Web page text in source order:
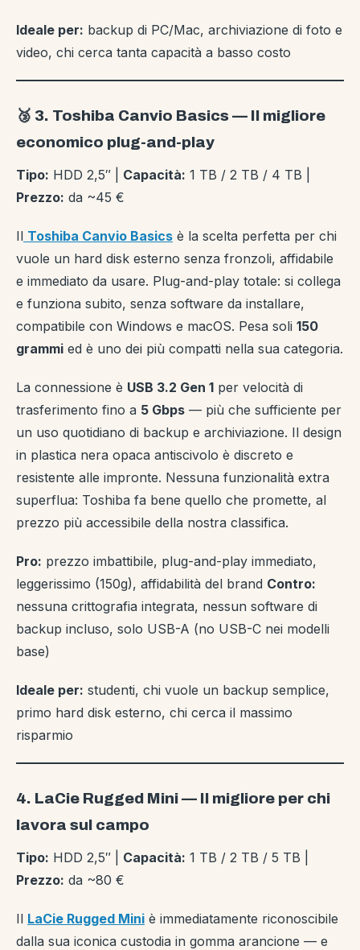
Ideale per: backup di PC/Mac, archiviazione di foto e
video, chi cerca tanta capacità a basso costo
🥉 3. Toshiba Canvio Basics — Il migliore
economico plug-and-play
Tipo: HDD 2,5″ | Capacità: 1 TB / 2 TB / 4 TB |
Prezzo: da ~45 €
Il Toshiba Canvio Basics è la scelta perfetta per chi
vuole un hard disk esterno senza fronzoli, affidabile
e immediato da usare. Plug-and-play totale: si collega
e funziona subito, senza software da installare,
compatibile con Windows e macOS. Pesa soli 150
grammi ed è uno dei più compatti nella sua categoria.
La connessione è USB 3.2 Gen 1 per velocità di
trasferimento fino a 5 Gbps — più che sufficiente per
un uso quotidiano di backup e archiviazione. Il design
in plastica nera opaca antiscivolo è discreto e
resistente alle impronte. Nessuna funzionalità extra
superflua: Toshiba fa bene quello che promette, al
prezzo più accessibile della nostra classifica.
Pro: prezzo imbattibile, plug-and-play immediato,
leggerissimo (150g), affidabilità del brand Contro:
nessuna crittografia integrata, nessun software di
backup incluso, solo USB-A (no USB-C nei modelli
base)
Ideale per: studenti, chi vuole un backup semplice,
primo hard disk esterno, chi cerca il massimo
risparmio
4. LaCie Rugged Mini — Il migliore per chi
lavora sul campo
Tipo: HDD 2,5″ | Capacità: 1 TB / 2 TB / 5 TB |
Prezzo: da ~80 €
Il LaCie Rugged Mini è immediatamente riconoscibile
dalla sua iconica custodia in gomma arancione — e